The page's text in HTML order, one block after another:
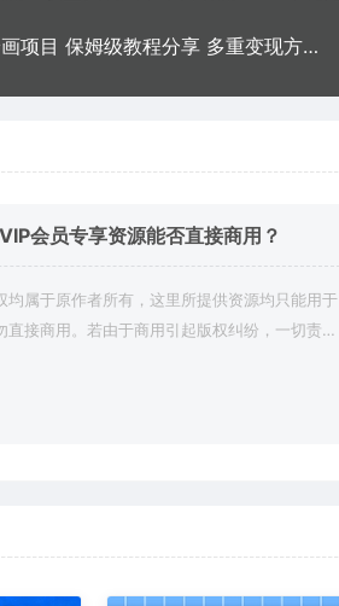
今年最火的AI美女绘画项目 保姆级教程分享 多重变现方式 让小白轻松上手
会员专享资源能否直接商用？
均属于原作者所有，这里所提供资源均只能用于
直接商用。若由于商用引起版权纠纷，一切责任